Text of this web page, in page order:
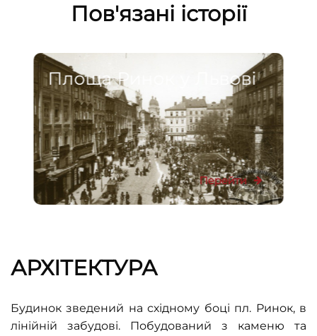
Пов'язані історії
Площа Ринок у Львові
Перейти
АРХІТЕКТУРА
Будинок зведений на східному боці пл. Ринок, в
лінійній забудові. Побудований з каменю та